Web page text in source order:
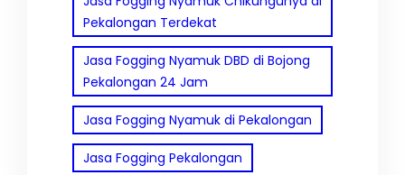
Pekalongan Terdekat
Jasa Fogging Nyamuk DBD di Bojong
Pekalongan 24 Jam
Jasa Fogging Nyamuk di Pekalongan
Jasa Fogging Pekalongan